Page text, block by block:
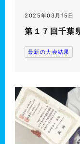
2025年03月15日
第１７回千葉
最新の大会結果